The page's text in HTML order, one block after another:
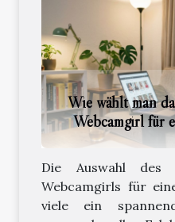
Wie wählt man
Webcamgirl für
Die Auswahl des
Webcamgirls für
viele ein